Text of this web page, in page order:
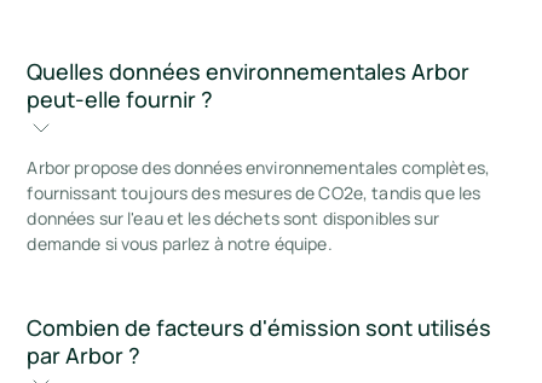
Quelles données environnementales Arbor
peut-elle fournir ?
Arbor propose des données environnementales complètes,
fournissant toujours des mesures de CO2e, tandis que les
données sur l'eau et les déchets sont disponibles sur
demande si vous parlez à notre équipe.
Combien de facteurs d'émission sont utilisés
par Arbor ?